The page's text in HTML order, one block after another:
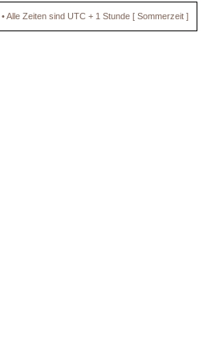
• Alle Zeiten sind UTC + 1 Stunde [ Sommerzeit ]